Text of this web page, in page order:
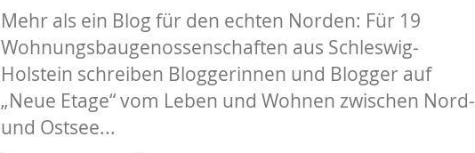
Mehr als ein Blog für den echten Norden: Für 19
Wohnungsbaugenossenschaften aus Schleswig-
Holstein schreiben Bloggerinnen und Blogger auf
„Neue Etage“ vom Leben und Wohnen zwischen Nord-
und Ostsee...